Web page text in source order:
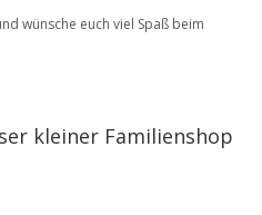
wünsche euch viel Spaß beim
kleiner Familienshop